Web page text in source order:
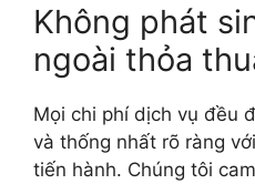
Không phát
ngoài thỏa
Mọi chi phí dịch vụ đều
và thống nhất rõ ràng
tiến hành. Chúng tôi